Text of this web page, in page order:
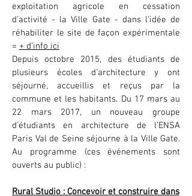
exploitation agricole en cessation
d’activité - la Ville Gate - dans l’idée de
réhabiliter le site de façon expérimentale
= + d’info ici
Depuis octobre 2015, des étudiants de
plusieurs écoles d’architecture y ont
séjourné, accueillis et reçus par la
commune et les habitants. Du 17 mars au
22 mars 2017, un nouveau groupe
d’étudiants en architecture de l’ENSA
Paris Val de Seine séjourne à la Ville Gate.
Au programme (ces événements sont
ouverts au public) :
Rural Studio : Concevoir et construire dans